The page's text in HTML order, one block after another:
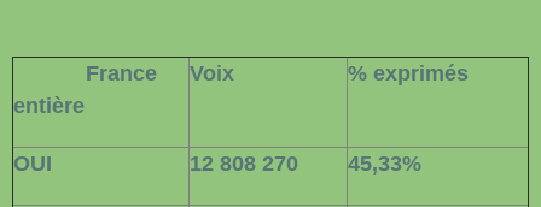
France
entière
Voix % exprimés
OUI 12 808 270 45,33%